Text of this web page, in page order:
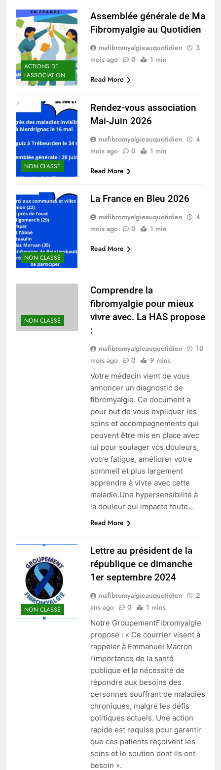
ACTIONS DE
L'ASSOCIATION
Assemblée générale de Ma
Fibromyalgie au Quotidien
mafibromyalgieauquotidien
3
mois ago
0
1 min
Read More
NON CLASSÉ
Rendez-vous association
Mai-Juin 2026
mafibromyalgieauquotidien
4
mois ago
0
1 min
Read More
NON CLASSÉ
La France en Bleu 2026
mafibromyalgieauquotidien
4
mois ago
0
1 min
Read More
NON CLASSÉ
Comprendre la
fibromyalgie pour mieux
vivre avec. La HAS propose
:
mafibromyalgieauquotidien
10
mois ago
0 9 mins
Votre médecin vient de vous
annoncer un diagnostic de
fibromyalgie. Ce document a
pour but de vous expliquer les
soins et accompagnements qui
peuvent être mis en place avec
lui pour soulager vos douleurs,
votre fatigue, améliorer votre
sommeil et plus largement
apprendre à vivre avec cette
maladie.Une hypersensibilité à
la douleur qui impacte toute…
Read More
NON CLASSÉ
Lettre au président de la
république ce dimanche
1er septembre 2024
mafibromyalgieauquotidien
2
ans ago
0 1 mins
Notre GroupementFibromyalgie
propose : « Ce courrier visent à
rappeler à Emmanuel Macron
l’importance de la santé
publique et la nécessité de
répondre aux besoins des
personnes souffrant de maladies
chroniques, malgré les défis
politiques actuels. Une action
rapide est requise pour garantir
que ces patients reçoivent les
soins et le soutien dont ils ont
besoin ».